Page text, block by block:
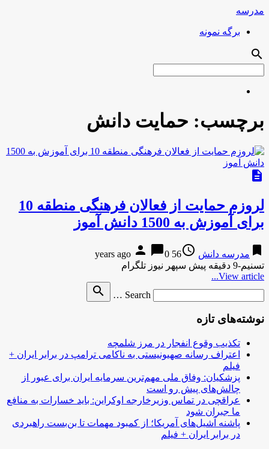
مدرسه
برگه نمونه
search
برچسب: حمایت دانش
description
لروزم حمایت از فعالان فرهنگی منطقه 10
برای آموزش به 1500 دانش آموز
bookmark مدرسه دانش access_time
56 years ago
person chat_bubble0
تسنیم-9 دقیقه پیش سپهر نیوز تلگرام
View article...
Search …
search
نوشته‌های تازه
تکذیب وقوع انفجار در مرز شلمچه
اعتراف رسانه صهیونیستی به ناکامی ترامپ در برابر ایران +
فیلم
پزشکیان: وفاق ملی مهم‌ترین سرمایه ایران برای عبور از
چالش‌های پیش رو است
عراقچی در تماس وزیرخارجه اوکراین: باید خسارات به منافع
ما جبران شود
پاشنه آشیل‌های آمریکا؛ از کمبود مهمات تا بن‌بست راهبردی
در برابر ایران + فیلم